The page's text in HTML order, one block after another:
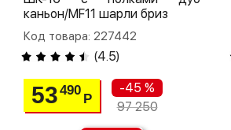
каньон/MF11 шарли бриз
Код товара: 227442
(4.5)
53490
Р
-45 %
97 250